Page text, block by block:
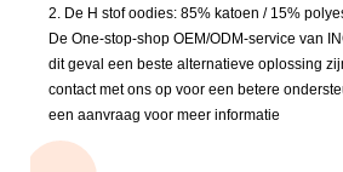
2. De H stof oodies: 85% katoen / 15%
De One-stop-shop OEM/ODM-service van
dit geval een beste alternatieve oplossing
contact met ons op voor een betere
een aanvraag voor meer informatie